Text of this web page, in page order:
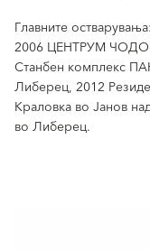
Главните остварувања:
2006 ЦЕНТРУМ ЧОДОВ
Станбен комплекс
Либерец, 2012
Краловка во Јанов
во Либерец.